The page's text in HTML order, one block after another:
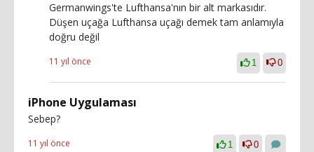
Germanwings'te Lufthansa'nın bir alt markasıdır.
Düşen uçağa Lufthansa uçağı demek tam anlamıyla
doğru değil
11 yıl önce 1 0
iPhone Uygulaması
Sebep?
11 yıl önce 1 0